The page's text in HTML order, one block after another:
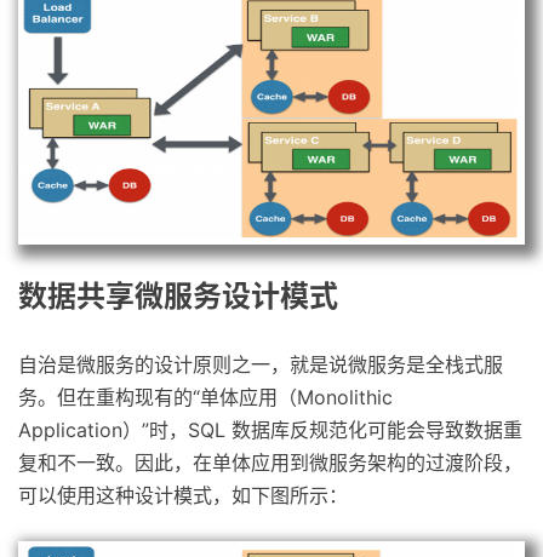
数据共享微服务设计模式
自治是微服务的设计原则之一，就是说微服务是全栈式服
务。但在重构现有的“单体应用（Monolithic
Application）”时，SQL 数据库反规范化可能会导致数据重
复和不一致。因此，在单体应用到微服务架构的过渡阶段，
可以使用这种设计模式，如下图所示：